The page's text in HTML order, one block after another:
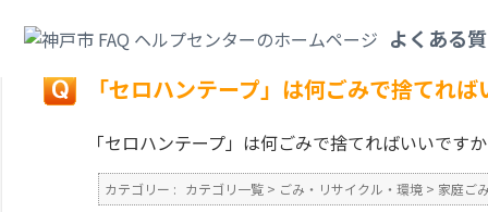
よくある
戻る
「セロハンテープ」は何ごみで捨てれ
「セロハンテープ」は何ごみで捨てればいいです
カテゴリー : カテゴリ一覧 > ごみ・リサイクル・環境 > 家庭ご